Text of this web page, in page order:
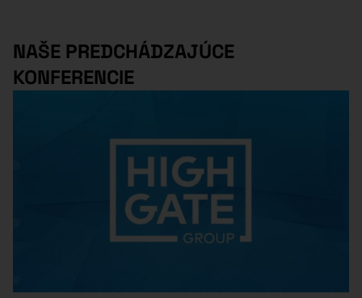
NAŠE PREDCHÁDZAJÚCE
KONFERENCIE